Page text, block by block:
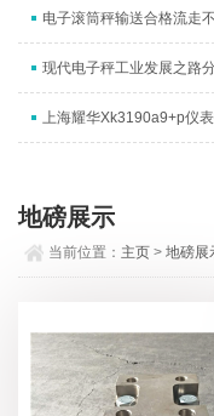
电子滚筒秤输送合格流走
现代电子秤工业发展之路
上海耀华Xk3190a9+p仪
地磅展示
当前位置： 主页 >地磅展